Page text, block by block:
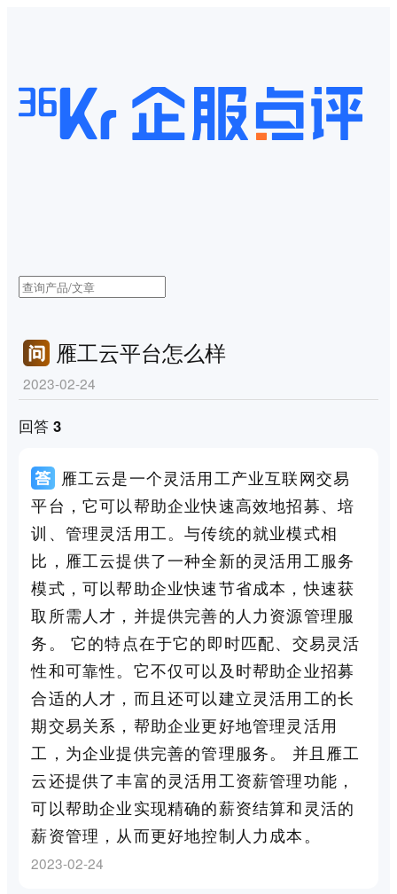
雁工云平台怎么样
2023-02-24
回答 3
雁工云是一个灵活用工产业互联网交易
平台，它可以帮助企业快速高效地招募、培
训、管理灵活用工。与传统的就业模式相
比，雁工云提供了一种全新的灵活用工服务
模式，可以帮助企业快速节省成本，快速获
取所需人才，并提供完善的人力资源管理服
务。 它的特点在于它的即时匹配、交易灵活
性和可靠性。它不仅可以及时帮助企业招募
合适的人才，而且还可以建立灵活用工的长
期交易关系，帮助企业更好地管理灵活用
工，为企业提供完善的管理服务。 并且雁工
云还提供了丰富的灵活用工资薪管理功能，
可以帮助企业实现精确的薪资结算和灵活的
薪资管理，从而更好地控制人力成本。
2023-02-24